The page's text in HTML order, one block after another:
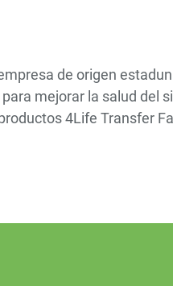
de origen
mejorar la salud del
4Life Transfer